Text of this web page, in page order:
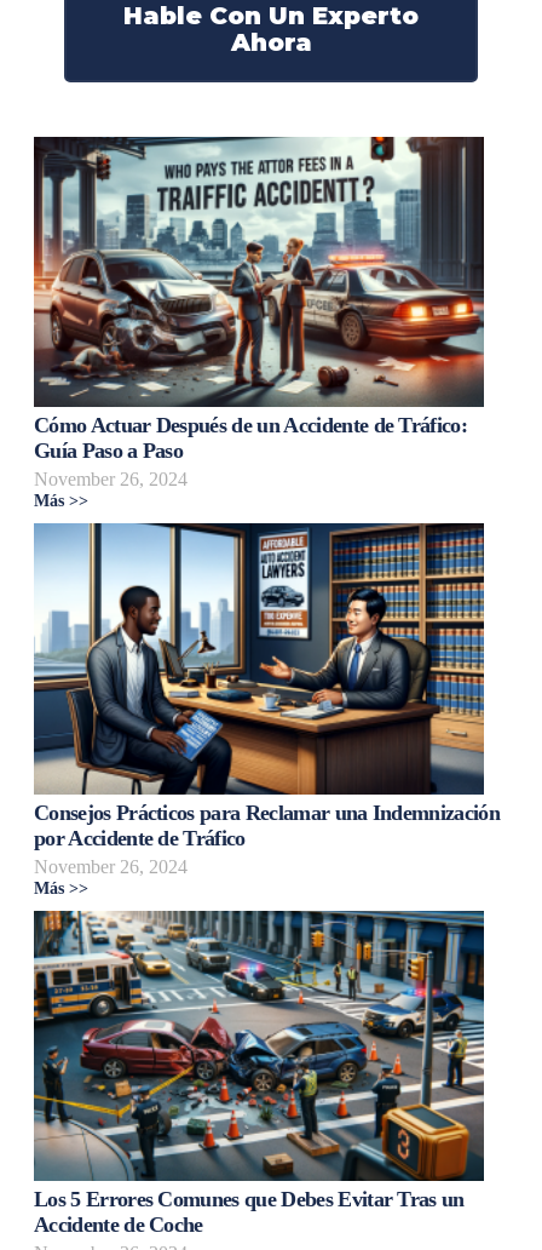
Hable Con Un Experto
Ahora
Cómo Actuar Después de un Accidente de Tráfico:
Guía Paso a Paso
November 26, 2024
Más >>
Consejos Prácticos para Reclamar una Indemnización
por Accidente de Tráfico
November 26, 2024
Más >>
Los 5 Errores Comunes que Debes Evitar Tras un
Accidente de Coche